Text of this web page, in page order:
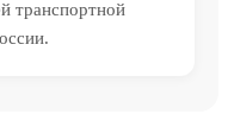
транспортной